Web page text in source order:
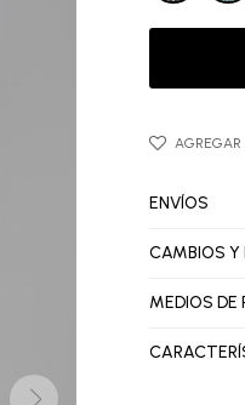
ENVÍOS
CAMBIOS Y
MEDIOS DE